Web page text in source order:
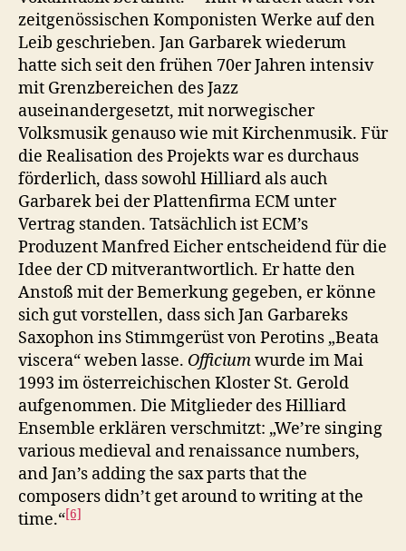
zeitgenössischen Komponisten Werke auf den
Leib geschrieben. Jan Garbarek wiederum
hatte sich seit den frühen 70er Jahren intensiv
mit Grenzbereichen des Jazz
auseinandergesetzt, mit norwegischer
Volksmusik genauso wie mit Kirchenmusik. Für
die Realisation des Projekts war es durchaus
förderlich, dass sowohl Hilliard als auch
Garbarek bei der Plattenfirma ECM unter
Vertrag standen. Tatsächlich ist ECM’s
Produzent Manfred Eicher entscheidend für die
Idee der CD mitverantwortlich. Er hatte den
Anstoß mit der Bemerkung gegeben, er könne
sich gut vorstellen, dass sich Jan Garbareks
Saxophon ins Stimmgerüst von Perotins „Beata
viscera“ weben lasse. Officiumwurde im Mai
1993 im österreichischen Kloster St. Gerold
aufgenommen. Die Mitglieder des Hilliard
Ensemble erklären verschmitzt: „We’re singing
various medieval and renaissance numbers,
and Jan’s adding the sax parts that the
composers didn’t get around to writing at the
time.“[6]